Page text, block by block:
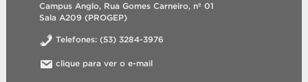
Campus Anglo, Rua Gomes Carneiro, nº 01
Sala A209 (PROGEP)
Telefones: (53) 3284-3976
clique para ver o e-mail